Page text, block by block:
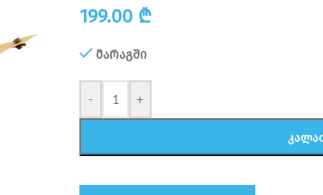
199.00 ₾
მარაგში
- +